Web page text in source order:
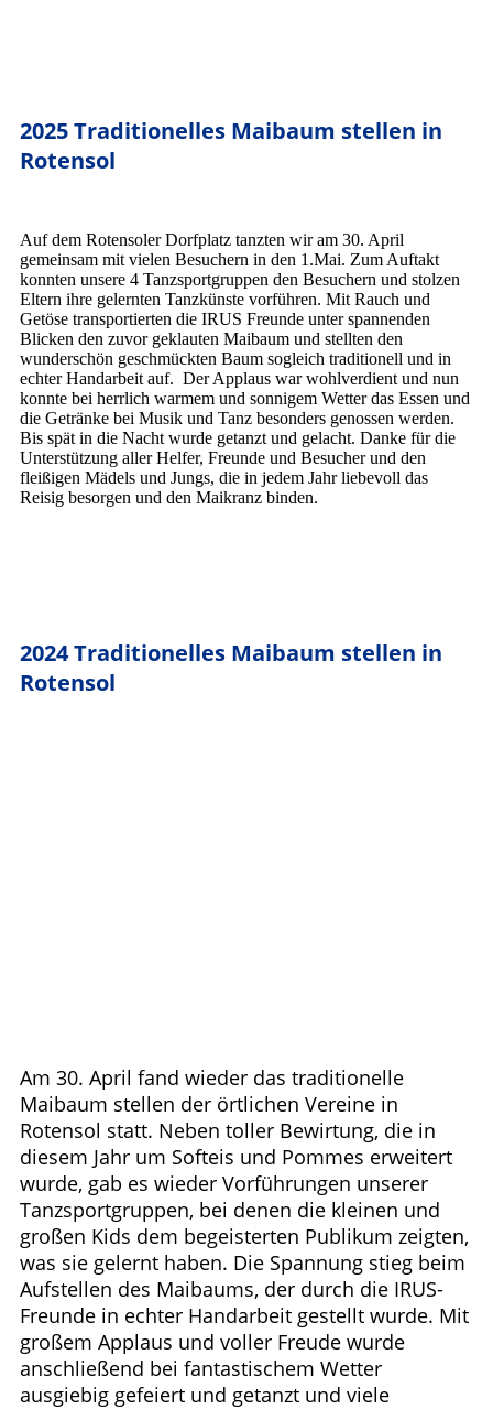
2025 Traditionelles Maibaum stellen in
Rotensol
Auf dem Rotensoler Dorfplatz tanzten wir am 30. April
gemeinsam mit vielen Besuchern in den 1.Mai. Zum Auftakt
konnten unsere 4 Tanzsportgruppen den Besuchern und stolzen
Eltern ihre gelernten Tanzkünste vorführen. Mit Rauch und
Getöse transportierten die IRUS Freunde unter spannenden
Blicken den zuvor geklauten Maibaum und stellten den
wunderschön geschmückten Baum sogleich traditionell und in
echter Handarbeit auf. Der Applaus war wohlverdient und nun
konnte bei herrlich warmem und sonnigem Wetter das Essen und
die Getränke bei Musik und Tanz besonders genossen werden.
Bis spät in die Nacht wurde getanzt und gelacht. Danke für die
Unterstützung aller Helfer, Freunde und Besucher und den
fleißigen Mädels und Jungs, die in jedem Jahr liebevoll das
Reisig besorgen und den Maikranz binden.
2024 Traditionelles Maibaum stellen in
Rotensol
Am 30. April fand wieder das traditionelle
Maibaum stellen der örtlichen Vereine in
Rotensol statt. Neben toller Bewirtung, die in
diesem Jahr um Softeis und Pommes erweitert
wurde, gab es wieder Vorführungen unserer
Tanzsportgruppen, bei denen die kleinen und
großen Kids dem begeisterten Publikum zeigten,
was sie gelernt haben. Die Spannung stieg beim
Aufstellen des Maibaums, der durch die IRUS-
Freunde in echter Handarbeit gestellt wurde. Mit
großem Applaus und voller Freude wurde
anschließend bei fantastischem Wetter
ausgiebig gefeiert und getanzt und viele